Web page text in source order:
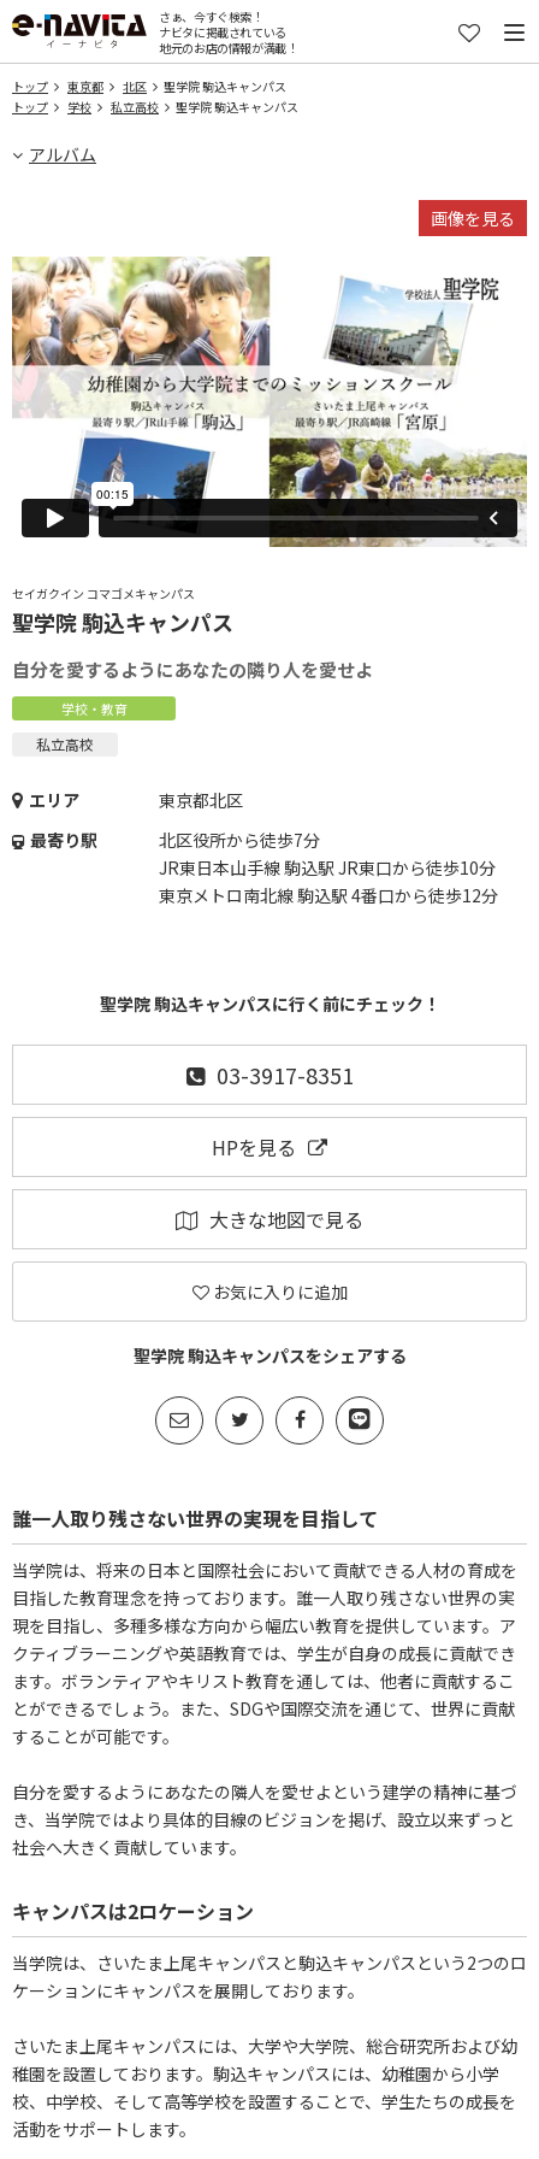
さぁ、今すぐ検索！
ナビタに掲載されている
地元のお店の情報が満載！
トップ 東京都 北区
聖学院 駒込キャンパス
トップ
学校 私立高校 聖学院 駒込キャンパス
アルバム
セイガクイン コマゴメキャンパス
聖学院 駒込キャンパス
自分を愛するようにあなたの隣り人を愛せよ
学校・教育
私立高校
エリア
東京都北区
最寄り駅
北区役所から徒歩7分
JR東日本山手線 駒込駅 JR東口から徒歩10分
東京メトロ南北線 駒込駅 4番口から徒歩12分
聖学院 駒込キャンパスに行く前にチェック！
03-3917-8351
HPを見る
大きな地図で見る
お気に入りに追加
聖学院 駒込キャンパスをシェアする
画像を見る
誰一人取り残さない世界の実現を目指して
当学院は、将来の日本と国際社会において貢献できる人材の育成を
目指した教育理念を持っております。誰一人取り残さない世界の実
現を目指し、多種多様な方向から幅広い教育を提供しています。ア
クティブラーニングや英語教育では、学生が自身の成長に貢献でき
ます。ボランティアやキリスト教育を通しては、他者に貢献するこ
とができるでしょう。また、SDGや国際交流を通じて、世界に貢献
することが可能です。
自分を愛するようにあなたの隣人を愛せよという建学の精神に基づ
き、当学院ではより具体的目線のビジョンを掲げ、設立以来ずっと
社会へ大きく貢献しています。
キャンパスは2ロケーション
当学院は、さいたま上尾キャンパスと駒込キャンパスという2つのロ
ケーションにキャンパスを展開しております。
さいたま上尾キャンパスには、大学や大学院、総合研究所および幼
稚園を設置しております。駒込キャンパスには、幼稚園から小学
校、中学校、そして高等学校を設置することで、学生たちの成長を
活動をサポートします。